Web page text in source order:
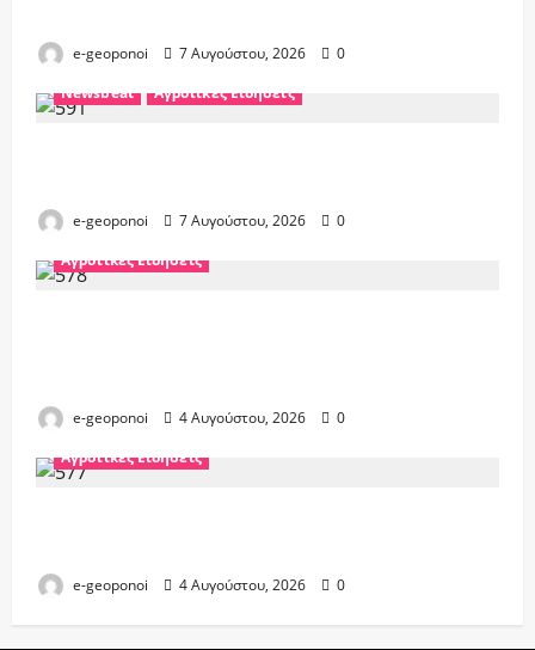
e-geoponoi 7 Αυγούστου, 2026
0
Newsbeat
Αγροτικές Ειδήσεις
e-geoponoi 7 Αυγούστου, 2026
0
Αγροτικές Ειδήσεις
e-geoponoi 4 Αυγούστου, 2026
0
Αγροτικές Ειδήσεις
e-geoponoi 4 Αυγούστου, 2026 0